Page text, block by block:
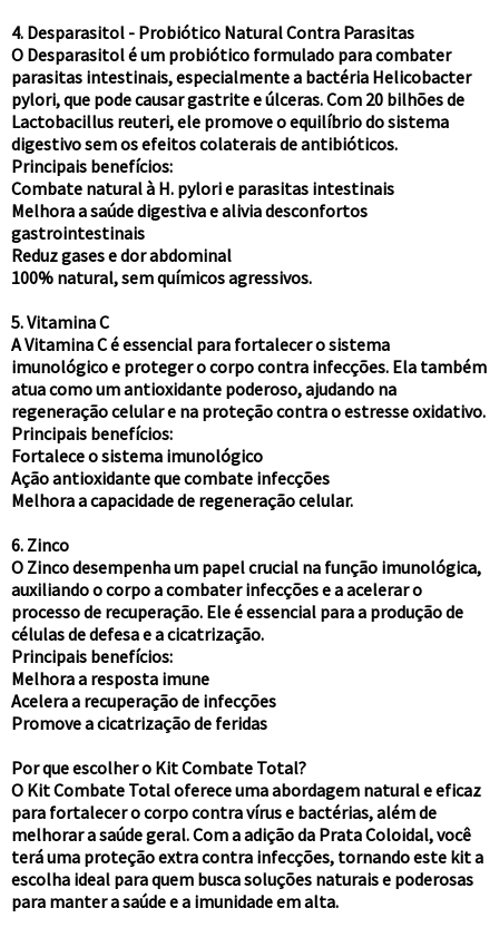
4. Desparasitol - Probiótico Natural Contra Parasitas
O Desparasitol é um probiótico formulado para combater
parasitas intestinais, especialmente a bactéria Helicobacter
pylori, que pode causar gastrite e úlceras. Com 20 bilhões de
Lactobacillus reuteri, ele promove o equilíbrio do sistema
digestivo sem os efeitos colaterais de antibióticos.
Principais benefícios:
Combate natural à H. pylori e parasitas intestinais
Melhora a saúde digestiva e alivia desconfortos
gastrointestinais
Reduz gases e dor abdominal
100% natural, sem químicos agressivos.
5. Vitamina C
A Vitamina C é essencial para fortalecer o sistema
imunológico e proteger o corpo contra infecções. Ela também
atua como um antioxidante poderoso, ajudando na
regeneração celular e na proteção contra o estresse oxidativo.
Principais benefícios:
Fortalece o sistema imunológico
Ação antioxidante que combate infecções
Melhora a capacidade de regeneração celular.
6. Zinco
O Zinco desempenha um papel crucial na função imunológica,
auxiliando o corpo a combater infecções e a acelerar o
processo de recuperação. Ele é essencial para a produção de
células de defesa e a cicatrização.
Principais benefícios:
Melhora a resposta imune
Acelera a recuperação de infecções
Promove a cicatrização de feridas
Por que escolher o Kit Combate Total?
O Kit Combate Total oferece uma abordagem natural e eficaz
para fortalecer o corpo contra vírus e bactérias, além de
melhorar a saúde geral. Com a adição da Prata Coloidal, você
terá uma proteção extra contra infecções, tornando este kit a
escolha ideal para quem busca soluções naturais e poderosas
para manter a saúde e a imunidade em alta.